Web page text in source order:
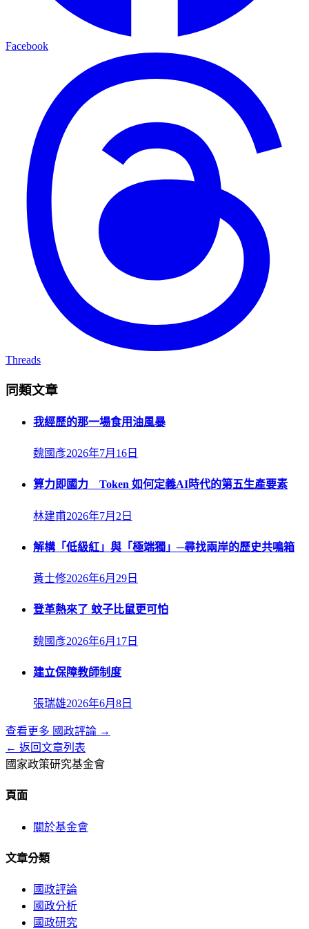
Facebook
Threads
同類文章
我經歷的那一場食用油風暴
魏國彥2026年7月16日
算力即國力 Token 如何定義AI時代的第五生產要素
林建甫2026年7月2日
解構「低級紅」與「極端獨」─尋找兩岸的歷史共鳴箱
黃士修2026年6月29日
登革熱來了 蚊子比鼠更可怕
魏國彥2026年6月17日
建立保障教師制度
張瑞雄2026年6月8日
查看更多 國政評論 →
← 返回文章列表
國家政策研究基金會
頁面
關於基金會
文章分類
國政評論
國政分析
國政研究